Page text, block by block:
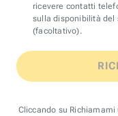
ricevere contatti
sulla disponibilità del
(facoltativo).
Cliccando su